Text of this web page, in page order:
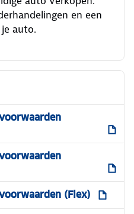
en een
auto.
(Flex)